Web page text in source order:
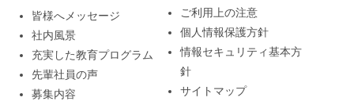
皆様へメッセージ
社内風景
充実した教育プログラム
先輩社員の声
募集内容
ご利用上の注意
個人情報保護方針
情報セキュリティ基本方
針
サイトマップ